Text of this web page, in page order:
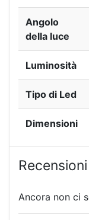
Angolo
della luce
Luminosità
Tipo di Led
Dimensioni
Recensioni
Ancora non ci